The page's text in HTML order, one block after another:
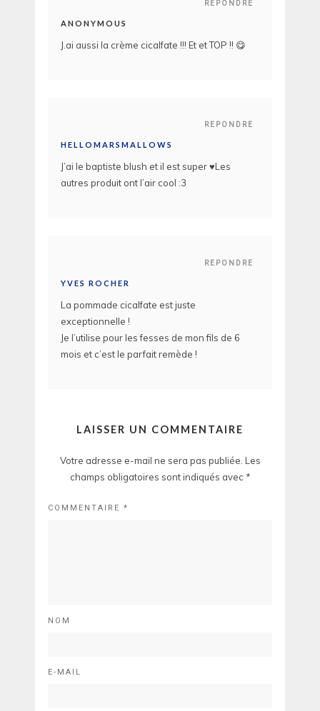
REPONDRE
ANONYMOUS
J.ai aussi la crème cicalfate !!! Et et TOP !! 😋
REPONDRE
HELLOMARSMALLOWS
J’ai le baptiste blush et il est super ♥Les
autres produit ont l’air cool :3
REPONDRE
YVES ROCHER
La pommade cicalfate est juste
exceptionnelle !
Je l’utilise pour les fesses de mon fils de 6
mois et c’est le parfait remède !
LAISSER UN COMMENTAIRE
Votre adresse e-mail ne sera pas publiée. Les
champs obligatoires sont indiqués avec *
COMMENTAIRE *
NOM
E-MAIL